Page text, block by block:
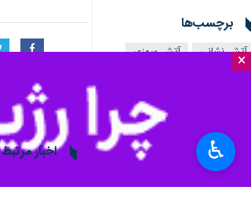
×
برچسب‌ها
آتش نشانی
آتش سوزی
استان تهران
شهرک صنعتی
اخبار مرتبط ♿︎